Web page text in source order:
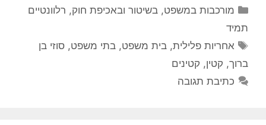
קטגוריות
מורכבות במשפט, בשיטור ובאכיפת חוק, רלוונטיים
תמיד
תגיות
אחריות פלילית,בית משפט,בתי משפט,סוזי בן
ברוך, קטין, קטינים
כתיבת תגובה